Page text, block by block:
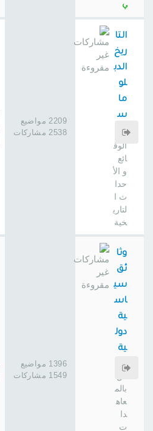
ي
التا
ريخ
الدب
لو
ما
س
ي
الوق
ائع
و الأ
حدا
ث ا
لتاري
خية
2209 مواضيع
2538 مشاركات
وثا
ئق
سي
اس
ية
دول
ية
خا
بالم
عاه
دا
ت
1396 مواضيع
1549 مشاركات